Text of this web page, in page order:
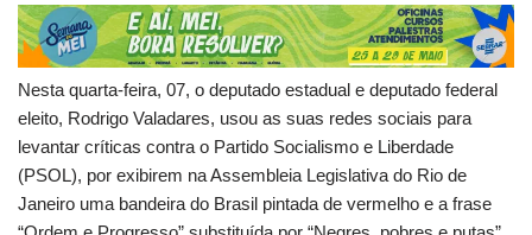
Nesta quarta-feira, 07, o deputado estadual e deputado federal
eleito, Rodrigo Valadares, usou as suas redes sociais para
levantar críticas contra o Partido Socialismo e Liberdade
(PSOL), por exibirem na Assembleia Legislativa do Rio de
Janeiro uma bandeira do Brasil pintada de vermelho e a frase